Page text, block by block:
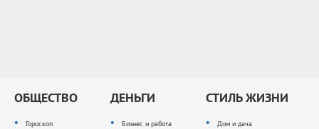
ОБЩЕСТВО
Гороскоп
ДЕНЬГИ
Бизнес и работа
СТИЛЬ ЖИЗНИ
Дом и дача